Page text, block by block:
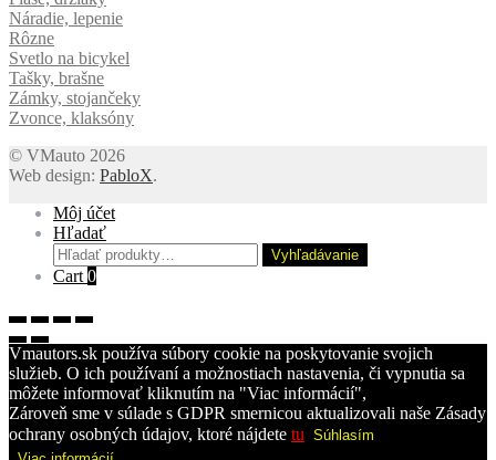
Náradie, lepenie
Rôzne
Svetlo na bicykel
Tašky, brašne
Zámky, stojančeky
Zvonce, klaksóny
© VMauto 2026
Web design: PabloX.
Môj účet
Hľadať
Hľadať:
Vyhľadávanie
Cart 0
Vmautors.sk používa súbory cookie na poskytovanie svojich
služieb. O ich používaní a možnostiach nastavenia, či vypnutia sa
môžete informovať kliknutím na "Viac informácií",
Zároveň sme v súlade s GDPR smernicou aktualizovali naše Zásady
ochrany osobných údajov, ktoré nájdete tu Súhlasím